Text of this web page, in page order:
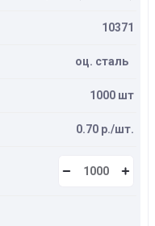
10371
оц. сталь
1000 шт
0.70 р./шт.